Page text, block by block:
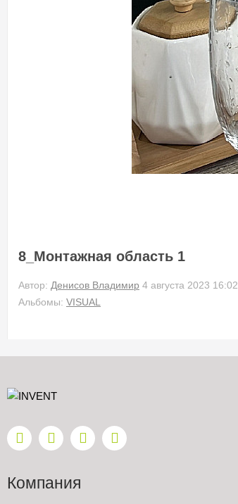
8_Монтажная область 1
Автор: Денисов Владимир 4 августа 2023 16:02
Альбомы: VISUAL
Компания